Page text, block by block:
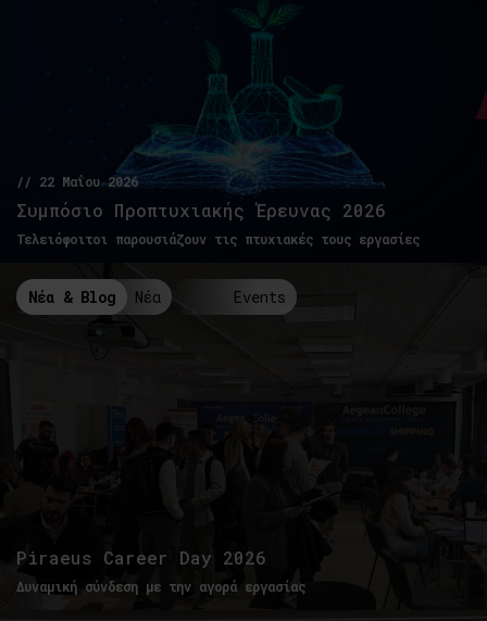
// 22 Μαΐου 2026
Συμπόσιο Προπτυχιακής Έρευνας 2026
Τελειόφοιτοι παρουσιάζουν τις πτυχιακές τους εργασίες
Νέα & Blog Νέα Events
Piraeus Career Day 2026
Δυναμική σύνδεση με την αγορά εργασίας